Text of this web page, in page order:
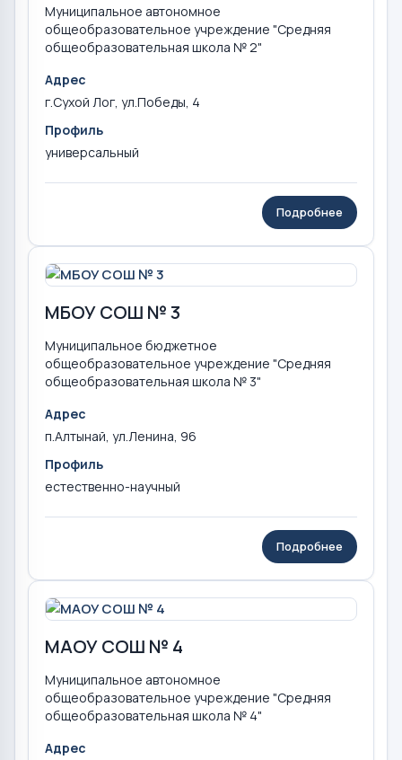
Муниципальное автономное
общеобразовательное учреждение "Средняя
общеобразовательная школа № 2"
Адрес
г.Сухой Лог, ул.Победы, 4
Профиль
универсальный
Подробнее
МБОУ СОШ № 3
Муниципальное бюджетное
общеобразовательное учреждение "Средняя
общеобразовательная школа № 3"
Адрес
п.Алтынай, ул.Ленина, 96
Профиль
естественно-научный
Подробнее
МАОУ СОШ № 4
Муниципальное автономное
общеобразовательное учреждение "Средняя
общеобразовательная школа № 4"
Адрес